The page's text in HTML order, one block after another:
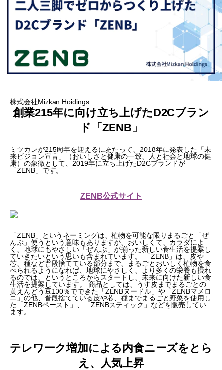
株式会社Mizkan Hoidings
創業215年に向け立ち上げたD2Cブラン
ド「ZENB」
ミツカンが215周年を迎えるにあたって、2018年に発表した「未
来ビジョン宣言」（おいしさと健康の一致、人と社会と地球の健
康）の象徴として、2019年に立ち上げたD2Cブランドが
「ZENB」です。
ZENB公式サイト
「ZENB」というネーミングは、植物を可能な限りまるごと「ぜ
んぶ」使うという意味もありますが、おいしくて、カラダによ
く、地球にもやさしい「ぜんぶ」が揃った新しい食生活を提案し
ていきたいという思いも含まれています。 「ZENB」は、皮や
芯、種など普段捨てている部分まで、まるごとおいしく植物を食
べられるようになれば、地球にやさしく、より多くの栄養も摂れ
るのでは、というところからスタートし、未来に向けた新しい食
生活を提案しています。 商品としては、うす皮までまるごとの
黄えんどう豆100％でできた「ZENBヌードル」や「ZENBマメロ
ニ」の他、普段捨てている皮や芯、種までまるごと野菜を使用し
た「ZENBペースト」、「ZENBスティック」などを販売してい
ます。
テレワーク増加による内食ニーズをとら
え、人気上昇